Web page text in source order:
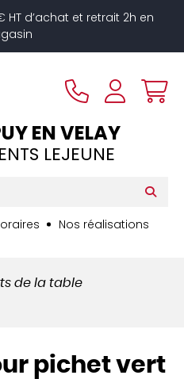
d’achat et retrait 2h en
EN VELAY
LEJEUNE
Nos réalisations
de la table
pichet vert